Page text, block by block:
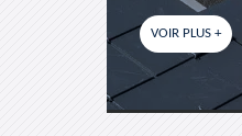
VOIR PLUS +